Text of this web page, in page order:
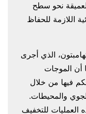
نحو سطح
اللازمة للحفاظ
الذي أجرى
أن الموجات
فيها من خلال
والمحيطات.
العمليات للتخفيف